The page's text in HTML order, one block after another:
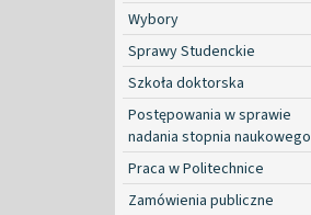
Wybory
Sprawy Studenckie
Szkoła doktorska
Postępowania w sprawie
nadania stopnia naukowego
Praca w Politechnice
Zamówienia publiczne